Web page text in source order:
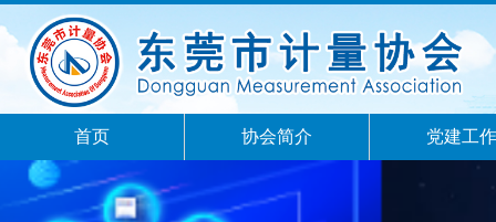
首页 协会简介 党建工作